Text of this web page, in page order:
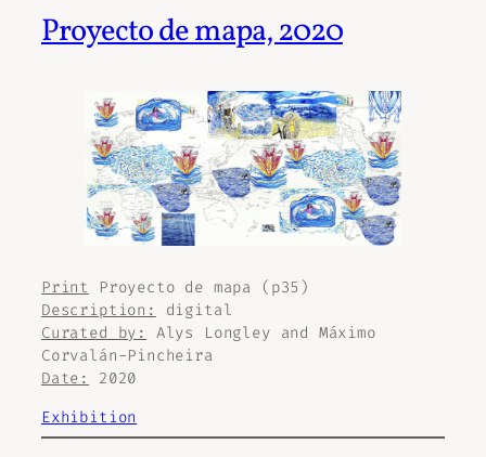
Proyecto de mapa, 2020
Print Proyecto de mapa
(p35)
Description:
digital
Curated by:
Alys Longley and Máximo
Corvalán-Pincheira
Date:
2020
Exhibition